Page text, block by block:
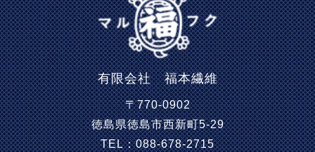
有限会社 福本繊維
〒770-0902
徳島県徳島市西新町5-29
TEL：088-678-2715